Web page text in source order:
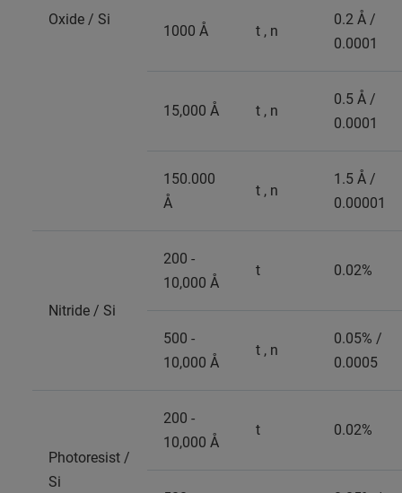
Oxide / Si
1000 Å t , n
0.2 Å /
0.0001
15,000 Å t , n
0.5 Å /
0.0001
150.000
Å
t , n
1.5 Å /
0.00001
Nitride / Si
200 -
10,000 Å
t 0.02%
500 -
10,000 Å
t , n
0.05% /
0.0005
Photoresist /
Si
200 -
10,000 Å
t 0.02%